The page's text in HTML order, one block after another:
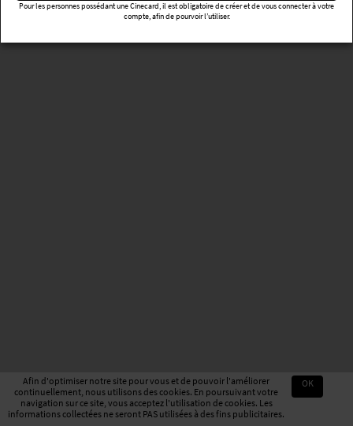
Afin d'optimiser notre site pour vous et de pouvoir l'améliorer
continuellement, nous utilisons des cookies. En poursuivant votre
navigation sur ce site, vous acceptez l'utilisation de cookies. Les
informations collectées ne seront PAS utilisées à des fins publicitaires.
OK
Pour les personnes possédant une Cinecard, il est obligatoire de créer et de vous connecter à votre
compte, afin de pourvoir l’utiliser.